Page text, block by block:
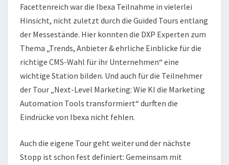
Facettenreich war die Ibexa Teilnahme in vielerlei
Hinsicht, nicht zuletzt durch die Guided Tours entlang
der Messestände. Hier konnten die DXP Experten zum
Thema „Trends, Anbieter & ehrliche Einblicke für die
richtige CMS-Wahl für ihr Unternehmen“ eine
wichtige Station bilden. Und auch für die Teilnehmer
der Tour „Next-Level Marketing: Wie KI die Marketing
Automation Tools transformiert“ durften die
Eindrücke von Ibexa nicht fehlen.
Auch die eigene Tour geht weiter und der nächste
Stopp ist schon fest definiert: Gemeinsam mit